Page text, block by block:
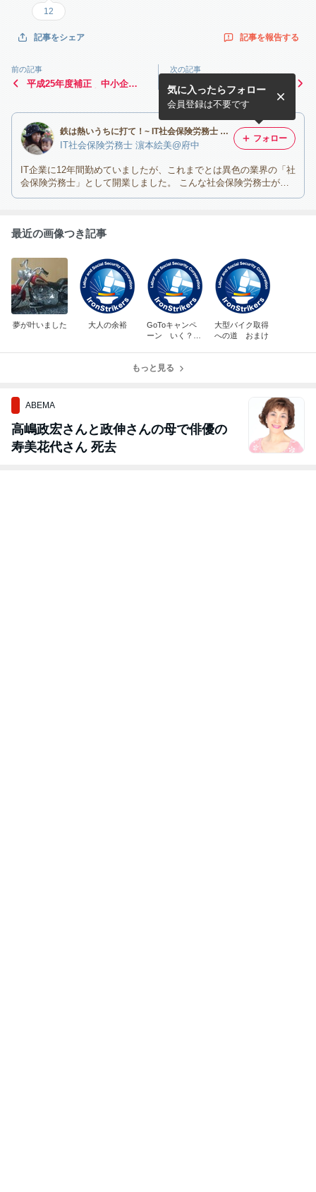
12
記事をシェア 記事を報告する
前の記事
平成25年度補正 中小企
2次公募 採択企業
次の記事
鉄は熱いうちに打て！~ IT社会保険労務士 濵本絵美＠東京都府中市~
IT社会保険労務士 濵本絵美@府中
IT企業に12年間勤めていましたが、これまでとは異色の業界の「社
会保険労務士」として開業しました。 こんな社会保険労務士がい
ても良いのでは？！
気に入ったらフォロー
会員登録は不要です
フォロー
最近の画像つき記事
夢が叶いました 大人の余裕
GoToキャンペ
ーン いく？
大型バイク取得
への道 おまけ
もっと見る
ABEMA
高嶋政宏さんと政伸さんの母で俳優の
寿美花代さん 死去